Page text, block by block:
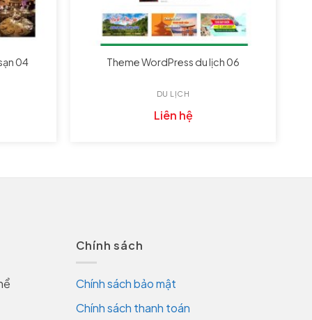
04
DU LỊCH
Theme WordPress du lịch 06
Liên hệ
Chính sách
Chính sách bảo mật
Chính sách thanh toán